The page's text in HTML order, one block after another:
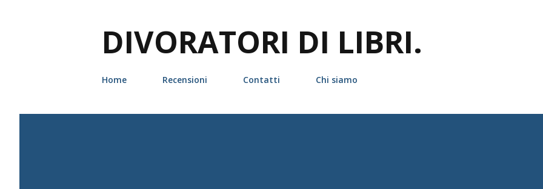
DIVORATORI DI LIBRI.
Home Recensioni Contatti Chi siamo